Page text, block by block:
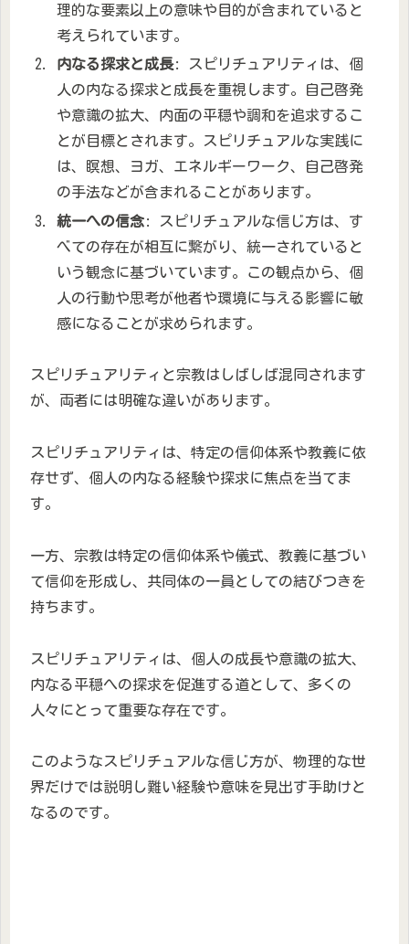
理的な要素以上の意味や目的が含まれていると
考えられています。
内なる探求と成長: スピリチュアリティは、個
人の内なる探求と成長を重視します。自己啓発
や意識の拡大、内面の平穏や調和を追求するこ
とが目標とされます。スピリチュアルな実践に
は、瞑想、ヨガ、エネルギーワーク、自己啓発
の手法などが含まれることがあります。
統一への信念: スピリチュアルな信じ方は、す
べての存在が相互に繋がり、統一されていると
いう観念に基づいています。この観点から、個
人の行動や思考が他者や環境に与える影響に敏
感になることが求められます。
スピリチュアリティと宗教はしばしば混同されます
が、両者には明確な違いがあります。
スピリチュアリティは、特定の信仰体系や教義に依
存せず、個人の内なる経験や探求に焦点を当てま
す。
一方、宗教は特定の信仰体系や儀式、教義に基づい
て信仰を形成し、共同体の一員としての結びつきを
持ちます。
スピリチュアリティは、個人の成長や意識の拡大、
内なる平穏への探求を促進する道として、多くの
人々にとって重要な存在です。
このようなスピリチュアルな信じ方が、物理的な世
界だけでは説明し難い経験や意味を見出す手助けと
なるのです。